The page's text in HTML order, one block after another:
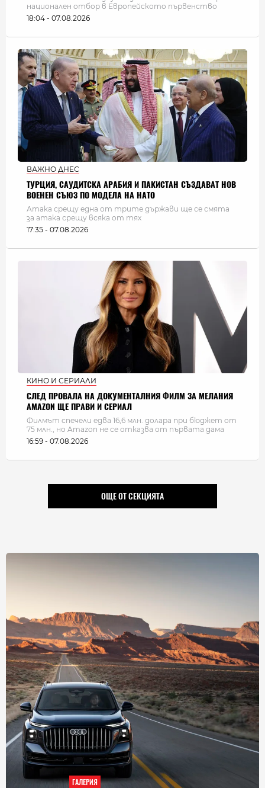
национален отбор в Европейското първенство
18:04 - 07.08.2026
ВАЖНО ДНЕС
ТУРЦИЯ, САУДИТСКА АРАБИЯ И ПАКИСТАН СЪЗДАВАТ НОВ
ВОЕНЕН СЪЮЗ ПО МОДЕЛА НА НАТО
Атака срещу една от трите държави ще се смята
за атака срещу всяка от тях
17:35 - 07.08.2026
КИНО И СЕРИАЛИ
СЛЕД ПРОВАЛА НА ДОКУМЕНТАЛНИЯ ФИЛМ ЗА МЕЛАНИЯ
AMAZON ЩЕ ПРАВИ И СЕРИАЛ
Филмът спечели едва 16,6 млн. долара при бюджет от
75 млн., но Amazon не се отказва от първата дама
16:59 - 07.08.2026
ОЩЕ ОТ СЕКЦИЯТА
ГАЛЕРИЯ